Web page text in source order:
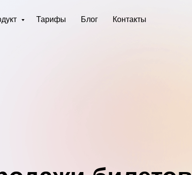
Тарифы Блог Контакты